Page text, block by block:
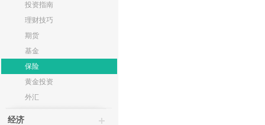
投资指南
理财技巧
期货
基金
保险
黄金投资
外汇
经济